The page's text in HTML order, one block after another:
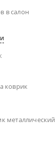
в салон
коврик
металлический